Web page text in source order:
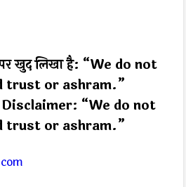
खुद लिखा है: “We do not
trust or ashram.”
“We do not
trust or ashram.”